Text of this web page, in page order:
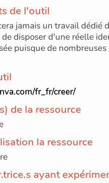
de l'outil
jamais un travail dédié
disposer d'une réelle
puisque de
fr_fr/creer/
de la ressource
la ressource
ayant